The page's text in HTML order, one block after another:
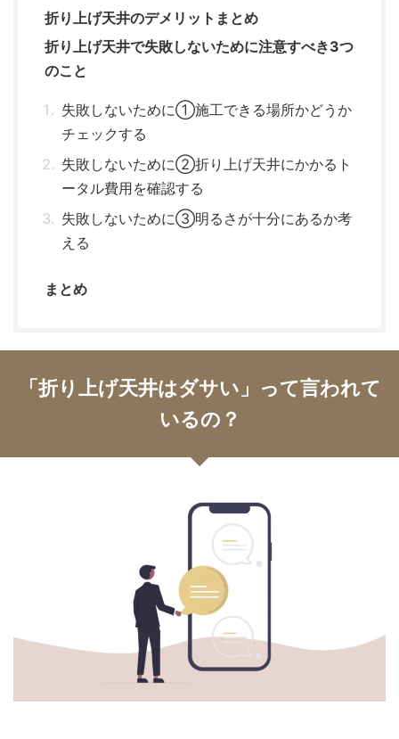
折り上げ天井のデメリットまとめ
折り上げ天井で失敗しないために注意すべき3つ
のこと
失敗しないために①施工できる場所かどうか
チェックする
失敗しないために②折り上げ天井にかかるト
ータル費用を確認する
失敗しないために③明るさが十分にあるか考
える
まとめ
「折り上げ天井はダサい」って言われて
いるの？